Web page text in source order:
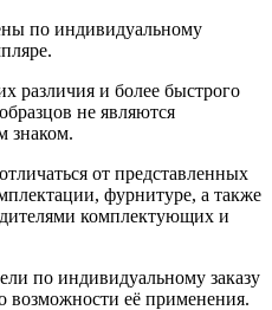
по индивидуальному
различия и более быстрого
не являются
знаком.
от представленных
фурнитуре, а также
комплектующих и
по индивидуальному заказу
возможности её применения.